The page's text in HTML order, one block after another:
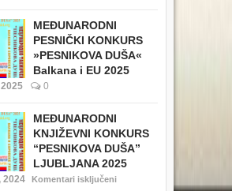
MEĐUNARODNI
PESNIČKI KONKURS
»PESNIKOVA DUŠA«
Balkana i EU 2025
0
MEĐUNARODNI
KNJIŽEVNI KONKURS
“PESNIKOVA DUŠA”
LJUBLJANA 2025
2024 Komentari isključeni